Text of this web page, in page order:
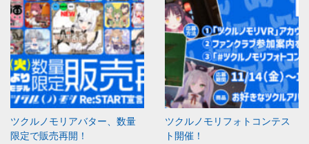
ツクルノモリアバター、数量
限定で販売再開！
ツクルノモリフォトコンテス
ト開催！